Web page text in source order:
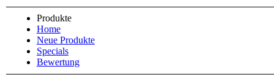
Produkte
Home
Neue Produkte
Specials
Bewertung